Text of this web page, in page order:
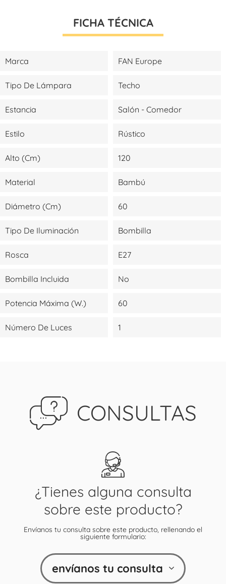
FICHA TÉCNICA
Marca FAN Europe
Tipo De Lámpara Techo
Estancia Salón - Comedor
Estilo Rústico
Alto (cm) 120
Material Bambú
Diámetro (cm) 60
Tipo De Iluminación Bombilla
Rosca E27
Bombilla Incluida No
Potencia Máxima (W.) 60
Número De Luces 1
CONSULTAS
¿Tienes alguna consulta
sobre este producto?
Envíanos tu consulta sobre este producto, rellenando el
siguiente formulario:
envíanos tu consulta